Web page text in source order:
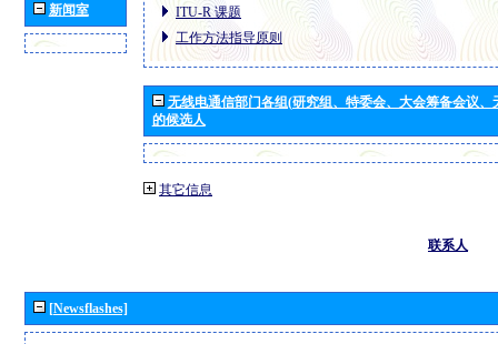
新闻室
ITU-R 课题
工作方法指导原则
无线电通信部门各组(研究组、特委会、大会筹备会议
的候选人
其它信息
联系人
[Newsflashes]